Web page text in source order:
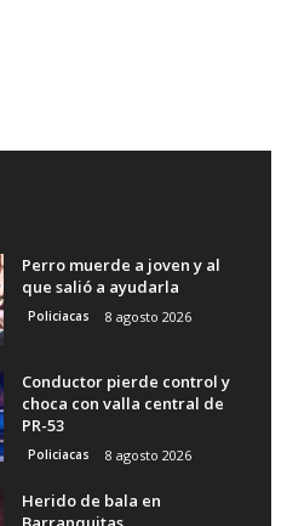
Perro muerde a joven y al
que salió a ayudarla
Policiacas 8 agosto 2026
Conductor pierde control y
choca con valla central de
PR-53
Policiacas 8 agosto 2026
Herido de bala en